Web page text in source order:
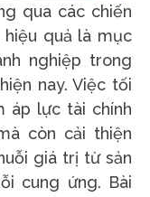
qua các chiến
quả là mục
nghiệp trong
nay. Việc tối
áp lực tài chính
còn cải thiện
giá trị từ sản
cung ứng. Bài